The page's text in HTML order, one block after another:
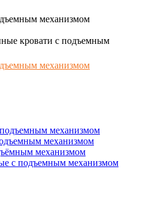
механизмом
кровати с подъемным
механизмом
механизмом
механизмом
механизмом
с подъемным механизмом